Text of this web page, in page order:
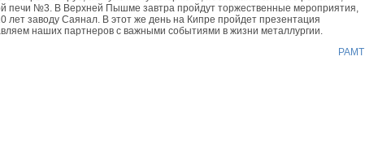
печи №3. В Верхней Пышме завтра пройдут торжественные мероприятия,
заводу Саянал. В этот же день на Кипре пройдет презентация
наших партнеров с важными событиями в жизни металлургии.
РАМТ